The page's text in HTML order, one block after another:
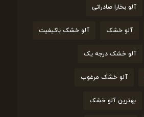
آلو بخارا صادراتی
آلو خشک آلو خشک باکیفیت
آلو خشک درجه یک
آلو خشک مرغوب
بهترین آلو خشک